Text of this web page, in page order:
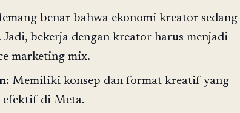
benar bahwa ekonomi kreator sedang
bekerja dengan kreator harus menjadi
marketing mix.
: Memiliki konsep dan format kreatif yang
efektif di Meta.